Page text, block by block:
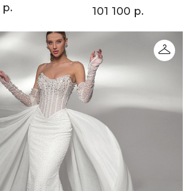
р. 101 100 р.